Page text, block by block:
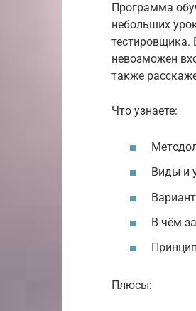
Программа
небольших
тестировщика.
невозможен
также
Что узнаете:
Виды и
В чём
Плюсы: